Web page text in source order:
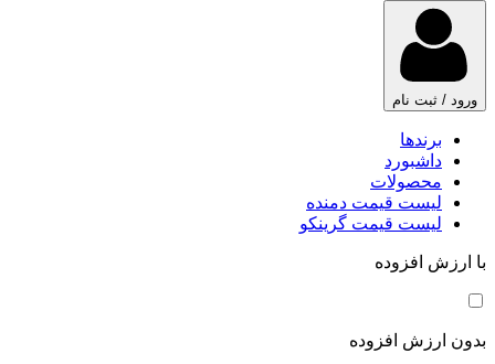
ورود / ثبت نام
برندها
داشبورد
محصولات
لیست قیمت دمنده
لیست قیمت گرینکو
با ارزش افزوده
بدون ارزش افزوده